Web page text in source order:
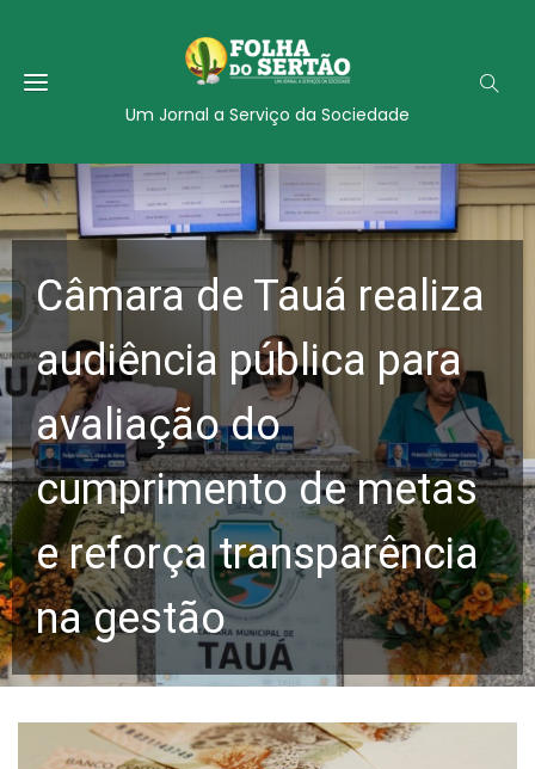
Um Jornal a Serviço da Sociedade
Câmara de Tauá realiza
audiência pública para
avaliação do
cumprimento de metas
e reforça transparência
na gestão